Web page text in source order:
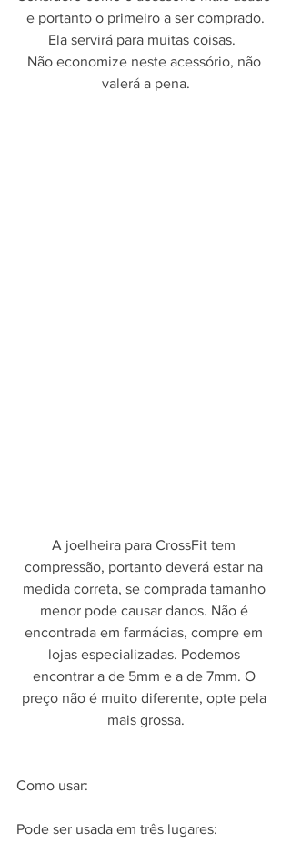
e portanto o primeiro a ser comprado.
Ela servirá para muitas coisas.
Não economize neste acessório, não
valerá a pena.
A joelheira para CrossFit tem
compressão, portanto deverá estar na
medida correta, se comprada tamanho
menor pode causar danos. Não é
encontrada em farmácias, compre em
lojas especializadas. Podemos
encontrar a de 5mm e a de 7mm. O
preço não é muito diferente, opte pela
mais grossa.
Como usar:
Pode ser usada em três lugares: